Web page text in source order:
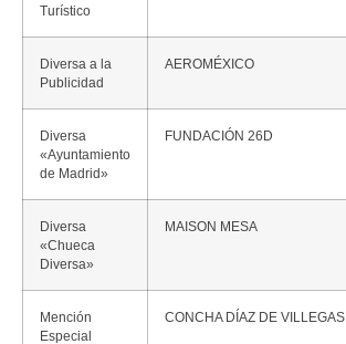
Turístico
Diversa a la
Publicidad
AEROMÉXICO
Diversa
«Ayuntamiento
de Madrid»
FUNDACIÓN 26D
Diversa
«Chueca
Diversa»
MAISON MESA
Mención
Especial
CONCHA DÍAZ DE VILLEGAS